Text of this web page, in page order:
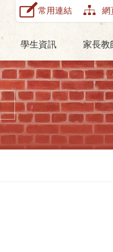
常用連結 網
學生資訊 家長教